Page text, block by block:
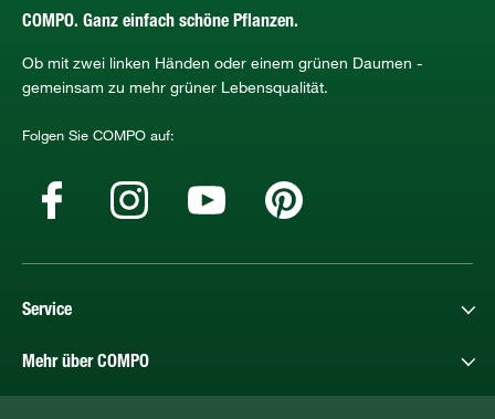
COMPO. Ganz einfach schöne Pflanzen.
Ob mit zwei linken Händen oder einem grünen Daumen -
gemeinsam zu mehr grüner Lebensqualität.
Folgen Sie COMPO auf:
Service
Mehr über COMPO